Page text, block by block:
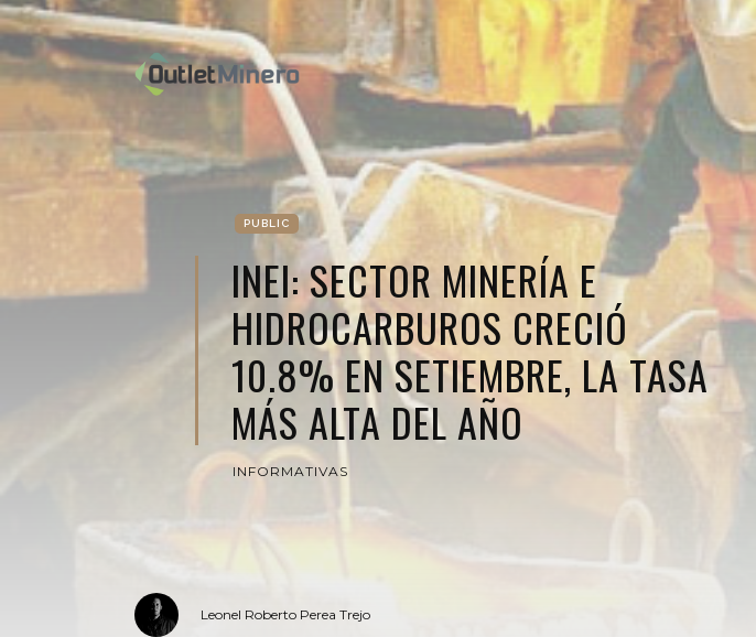
PUBLIC
INEI: SECTOR MINERÍA E
HIDROCARBUROS CRECIÓ
10.8% EN SETIEMBRE, LA TASA
MÁS ALTA DEL AÑO
INFORMATIVAS
Leonel Roberto Perea Trejo